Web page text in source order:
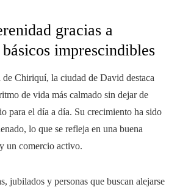
gracias a
imprescindibles
Chiriquí, la ciudad de David destaca
de vida más calmado sin dejar de
para el día a día. Su crecimiento ha sido
lo que se refleja en una buena
un comercio activo.
jubilados y personas que buscan alejarse